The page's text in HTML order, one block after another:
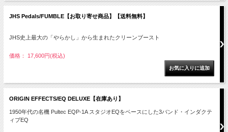
JHS Pedals/FUMBLE【お取り寄せ商品】【送料無料】
JHS史上最大の「やらかし」から生まれたクリーンブースト
価格： 17,600円(税込)
ORIGIN EFFECTS/EQ DELUXE【在庫あり】
1950年代の名機 Pultec EQP-1A スタジオEQをベースにした3バンド・インダクテ
ィブEQ